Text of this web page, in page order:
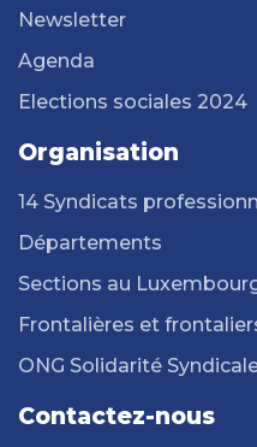
Newsletter
Agenda
Elections sociales 2024
Organisation
14 Syndicats
Départements
Sections au
Frontalières et
ONG Solidarité
Contactez-nous